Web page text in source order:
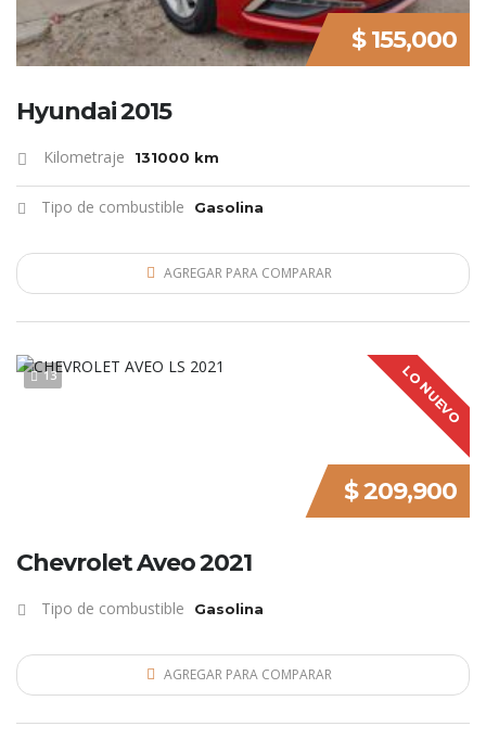
$ 155,000
Hyundai 2015
Kilometraje 131000 km
Tipo de combustible Gasolina
AGREGAR PARA COMPARAR
13 LO NUEVO
$ 209,900
Chevrolet Aveo 2021
Tipo de combustible Gasolina
AGREGAR PARA COMPARAR